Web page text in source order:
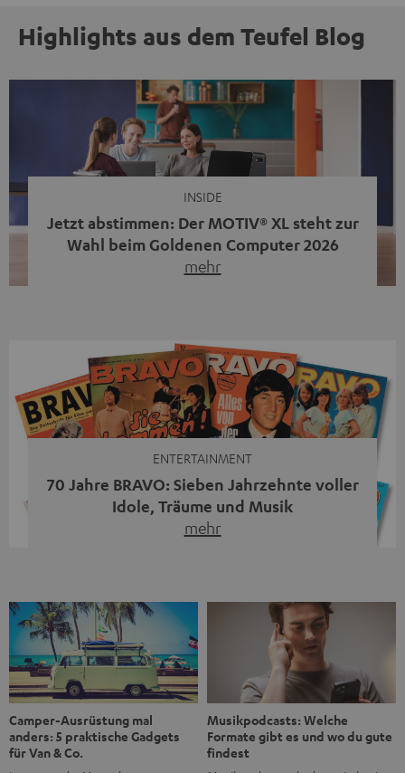
Highlights aus dem Teufel Blog
INSIDE
Jetzt abstimmen: Der MOTIV® XL steht zur
Wahl beim Goldenen Computer 2026
mehr
Streaming-System vereint hochwertige HiFi-Technik,
moderne Streaming-Funktionen und hohe Flexibilität in
einem einzigen Gerät – und zeigt, dass man für großen
Sound heute keine klassische HiFi-Anlage mehr braucht.
ENTERTAINMENT
70 Jahre BRAVO: Sieben Jahrzehnte voller
Idole, Träume und Musik
mehr
1956 begleitet das Magazin Jugendliche durch Rock und
Pop, kleine Schwärmereien und große Fragen. Zum 70.
Jubiläum werfen wir einen Blick zurück. Vom Filmheft zur
Jugendmarke: Wie die BRAVO ihren Ton fand Als die […]
Camper-Ausrüstung mal
anders: 5 praktische Gadgets
für Van & Co.
Musikpodcasts: Welche
Formate gibt es und wo du gute
findest